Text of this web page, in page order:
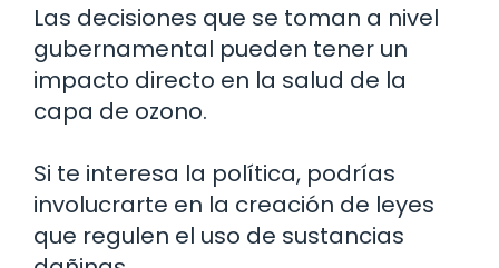
Las decisiones que se toman a nivel
gubernamental pueden tener un
impacto directo en la salud de la
capa de ozono.
Si te interesa la política, podrías
involucrarte en la creación de leyes
que regulen el uso de sustancias